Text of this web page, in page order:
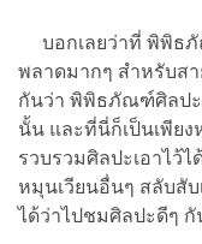
บอกเลยว่าที่ พิพิธภั
พลาดมากๆ สำหรับส
กันว่า พิพิธภัณฑ์ศิลปะ
นั้น และที่นี่ก็เป็นเพีย
รวบรวมศิลปะเอาไว้
หมุนเวียนอื่นๆ สลับสับ
ได้ว่าไปชมศิลปะดีๆ